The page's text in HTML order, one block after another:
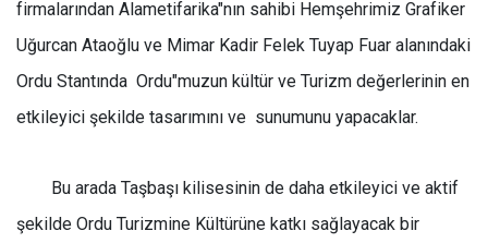
firmalarından Alametifarika"nın sahibi Hemşehrimiz Grafiker
Uğurcan Ataoğlu ve Mimar Kadir Felek Tuyap Fuar alanındaki
Ordu Stantında Ordu"muzun kültür ve Turizm değerlerinin en
etkileyici şekilde tasarımını ve sunumunu yapacaklar.
Bu arada Taşbaşı kilisesinin de daha etkileyici ve aktif
şekilde Ordu Turizmine Kültürüne katkı sağlayacak bir